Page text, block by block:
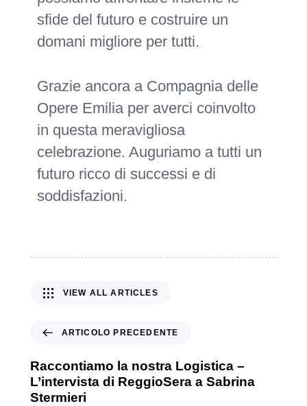
sfide del futuro e costruire un
domani migliore per tutti.
Grazie ancora a Compagnia delle
Opere Emilia per averci coinvolto
in questa meravigliosa
celebrazione. Auguriamo a tutti un
futuro ricco di successi e di
soddisfazioni.
ARTICOLO PRECEDENTE
Raccontiamo la nostra Logistica –
L’intervista di ReggioSera a Sabrina
Stermieri
VIEW ALL ARTICLES